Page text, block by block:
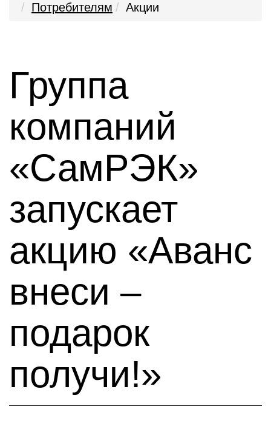
Потребителям
Акции
Группа
компаний
«СамРЭК»
запускает
акцию «Аванс
внеси –
подарок
получи!»